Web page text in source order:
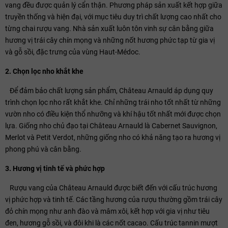
vang đều được quản lý cẩn thận. Phương pháp sản xuất kết hợp giữa
truyền thống và hiện đại, với mục tiêu duy trì chất lượng cao nhất cho
từng chai rượu vang. Nhà sản xuất luôn tôn vinh sự cân bằng giữa
hương vị trái cây chín mọng và những nốt hương phức tạp từ gia vị
và gỗ sồi, đặc trưng của vùng Haut-Médoc.
2. Chọn lọc nho khắt khe
Để đảm bảo chất lượng sản phẩm, Château Arnauld áp dụng quy
trình chọn lọc nho rất khắt khe. Chỉ những trái nho tốt nhất từ những
vườn nho có điều kiện thổ nhưỡng và khí hậu tốt nhất mới được chọn
lựa. Giống nho chủ đạo tại Château Arnauld là Cabernet Sauvignon,
Merlot và Petit Verdot, những giống nho có khả năng tạo ra hương vị
phong phú và cân bằng.
3. Hương vị tinh tế và phức hợp
Rượu vang của Château Arnauld được biết đến với cấu trúc hương
vị phức hợp và tinh tế. Các tầng hương của rượu thường gồm trái cây
đỏ chín mọng như anh đào và mâm xôi, kết hợp với gia vị như tiêu
đen, hương gỗ sồi, và đôi khi là các nốt cacao. Cấu trúc tannin mượt